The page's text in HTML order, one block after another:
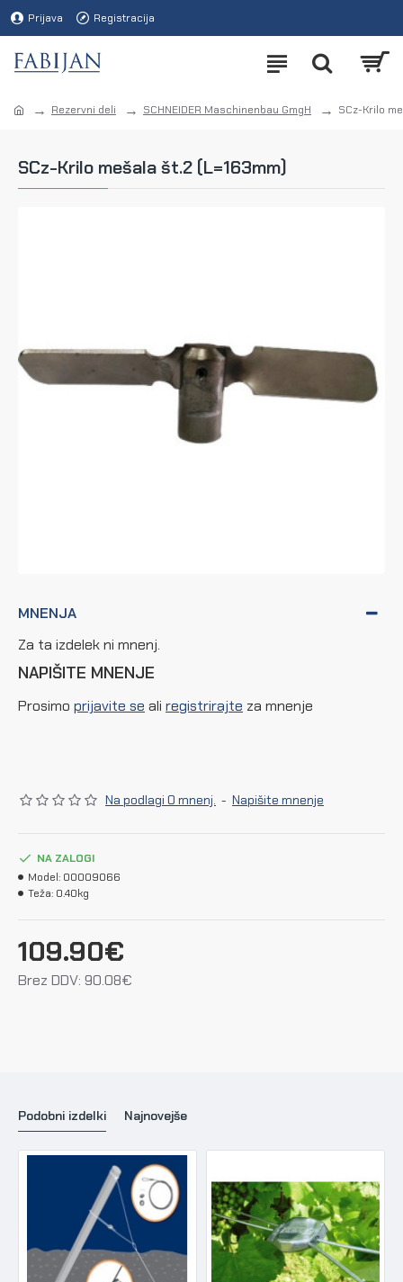
Prijava Registracija
Rezervni deli SCHNEIDER Maschinenbau GmgH SCz-Krilo
SCz-Krilo mešala št.2 (L=163mm)
MNENJA
Za ta izdelek ni mnenj.
NAPIŠITE MNENJE
Prosimo prijavite se ali registrirajte za mnenje
Na podlagi 0 mnenj. - Napišite mnenje
109.90€
Brez DDV: 90.08€
NA ZALOGI
Model: 00009066
Teža: 0.40kg
Podobni izdelki Najnovejše